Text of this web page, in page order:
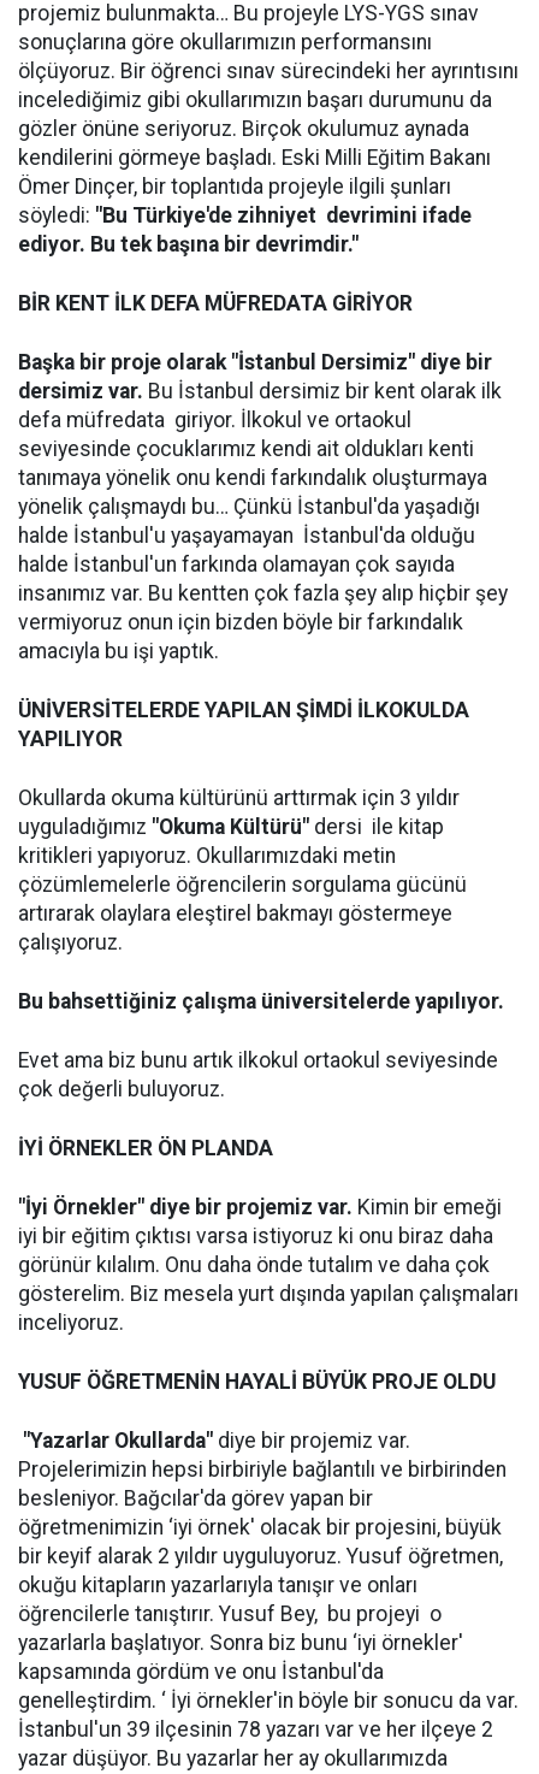
projemiz bulunmakta… Bu projeyle LYS-YGS sınav
sonuçlarına göre okullarımızın performansını
ölçüyoruz. Bir öğrenci sınav sürecindeki her ayrıntısını
incelediğimiz gibi okullarımızın başarı durumunu da
gözler önüne seriyoruz. Birçok okulumuz aynada
kendilerini görmeye başladı. Eski Milli Eğitim Bakanı
Ömer Dinçer, bir toplantıda projeyle ilgili şunları
söyledi: "Bu Türkiye'de zihniyet devrimini ifade
ediyor. Bu tek başına bir devrimdir."
BİR KENT İLK DEFA MÜFREDATA GİRİYOR
Başka bir proje olarak "İstanbul Dersimiz" diye bir
dersimiz var. Bu İstanbul dersimiz bir kent olarak ilk
defa müfredata giriyor. İlkokul ve ortaokul
seviyesinde çocuklarımız kendi ait oldukları kenti
tanımaya yönelik onu kendi farkındalık oluşturmaya
yönelik çalışmaydı bu… Çünkü İstanbul'da yaşadığı
halde İstanbul'u yaşayamayan İstanbul'da olduğu
halde İstanbul'un farkında olamayan çok sayıda
insanımız var. Bu kentten çok fazla şey alıp hiçbir şey
vermiyoruz onun için bizden böyle bir farkındalık
amacıyla bu işi yaptık.
ÜNİVERSİTELERDE YAPILAN ŞİMDİ İLKOKULDA
YAPILIYOR
Okullarda okuma kültürünü arttırmak için 3 yıldır
uyguladığımız "Okuma Kültürü" dersi ile kitap
kritikleri yapıyoruz. Okullarımızdaki metin
çözümlemelerle öğrencilerin sorgulama gücünü
artırarak olaylara eleştirel bakmayı göstermeye
çalışıyoruz.
Bu bahsettiğiniz çalışma üniversitelerde yapılıyor.
Evet ama biz bunu artık ilkokul ortaokul seviyesinde
çok değerli buluyoruz.
İYİ ÖRNEKLER ÖN PLANDA
"İyi Örnekler" diye bir projemiz var. Kimin bir emeği
iyi bir eğitim çıktısı varsa istiyoruz ki onu biraz daha
görünür kılalım. Onu daha önde tutalım ve daha çok
gösterelim. Biz mesela yurt dışında yapılan çalışmaları
inceliyoruz.
YUSUF ÖĞRETMENİN HAYALİ BÜYÜK PROJE OLDU
"Yazarlar Okullarda" diye bir projemiz var.
Projelerimizin hepsi birbiriyle bağlantılı ve birbirinden
besleniyor. Bağcılar'da görev yapan bir
öğretmenimizin ‘iyi örnek' olacak bir projesini, büyük
bir keyif alarak 2 yıldır uyguluyoruz. Yusuf öğretmen,
okuğu kitapların yazarlarıyla tanışır ve onları
öğrencilerle tanıştırır. Yusuf Bey, bu projeyi o
yazarlarla başlatıyor. Sonra biz bunu ‘iyi örnekler'
kapsamında gördüm ve onu İstanbul'da
genelleştirdim. ‘ İyi örnekler'in böyle bir sonucu da var.
İstanbul'un 39 ilçesinin 78 yazarı var ve her ilçeye 2
yazar düşüyor. Bu yazarlar her ay okullarımızda